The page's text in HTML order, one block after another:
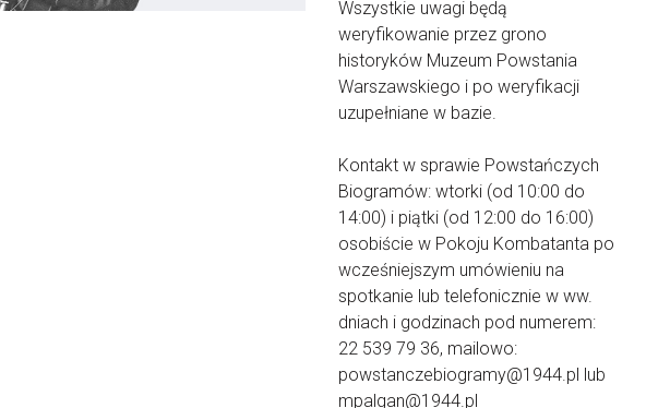
Wszystkie uwagi będą
weryfikowanie przez grono
historyków Muzeum Powstania
Warszawskiego i po weryfikacji
uzupełniane w bazie.
Kontakt w sprawie Powstańczych
Biogramów: wtorki (od 10:00 do
14:00) i piątki (od 12:00 do 16:00)
osobiście w Pokoju Kombatanta po
wcześniejszym umówieniu na
spotkanie lub telefonicznie w ww.
dniach i godzinach pod numerem:
22 539 79 36, mailowo:
powstanczebiogramy@1944.pl lub
mpalgan@1944.pl